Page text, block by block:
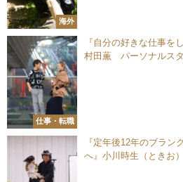
海外
仕事・転職
『自分の好きな仕事を
村田薫 パーソナルス
『定年後12年のブラン
へ』小川時生（ときお